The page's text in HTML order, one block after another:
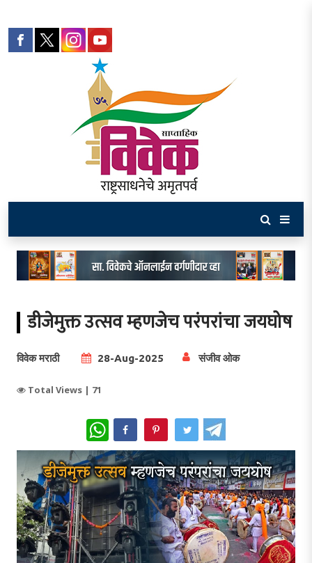
डीजेमुक्त उत्सव म्हणजेच परंपरांचा जयघोष
विवेक मराठी 28-Aug-2025 संजीव ओक
Total Views | 71
WhatsApp